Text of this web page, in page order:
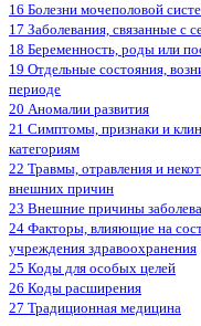
16 Болезни мочеполовой
17 Заболевания, связанные с
18 Беременность, роды или
19 Отдельные состояния,
периоде
20 Аномалии развития
21 Симптомы, признаки и
категориям
22 Травмы, отравления и
внешних причин
23 Внешние причины
24 Факторы, влияющие на
учреждения здравоохранения
25 Коды для особых целей
26 Коды расширения
27 Традиционная медицина